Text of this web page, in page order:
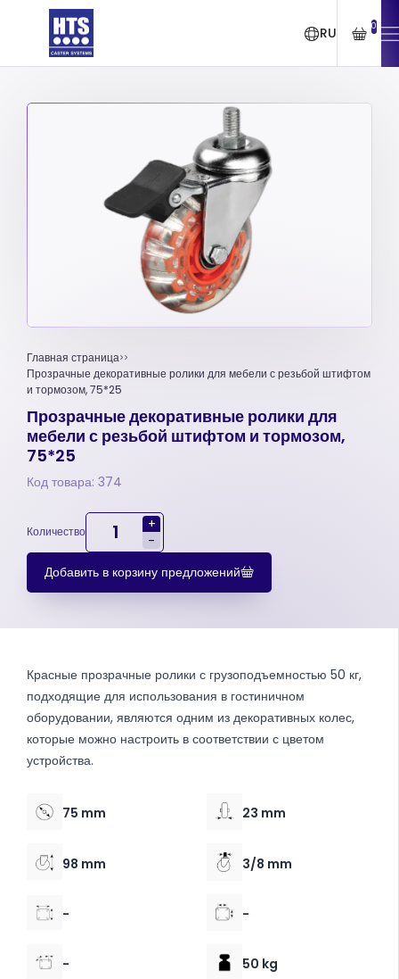
RU 0
Главная страница
Прозрачные декоративные ролики для мебели с резьбой штифтом
и тормозом, 75*25
Прозрачные декоративные ролики для
мебели с резьбой штифтом и тормозом,
75*25
Код товара: 374
Количество
+
-
Добавить в корзину предложений
Красные прозрачные ролики с грузоподъемностью 50 кг,
подходящие для использования в гостиничном
оборудовании, являются одним из декоративных колес,
которые можно настроить в соответствии с цветом
устройства.
75 mm 23 mm
98 mm 3/8 mm
- -
- 50 kg